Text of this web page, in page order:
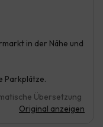
in der Nähe und
Parkplätze.
Übersetzung
Original anzeigen